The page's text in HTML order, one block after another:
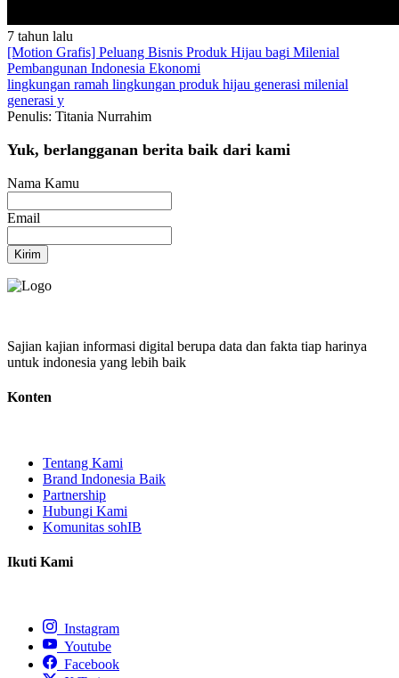
7 tahun lalu
[Motion Grafis] Peluang Bisnis Produk Hijau bagi Milenial
Pembangunan Indonesia Ekonomi
lingkungan ramah lingkungan produk hijau generasi milenial
generasi y
Penulis: Titania Nurrahim
Yuk, berlangganan berita baik dari kami
Nama Kamu
Email
Kirim
Sajian kajian informasi digital berupa data dan fakta tiap harinya
untuk indonesia yang lebih baik
Konten
Tentang Kami
Brand Indonesia Baik
Partnership
Hubungi Kami
Komunitas sohIB
Ikuti Kami
Instagram
Youtube
Facebook